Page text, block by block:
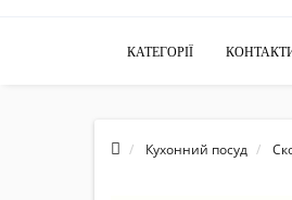
КАТЕГОРІЇ
Кухонний посуд